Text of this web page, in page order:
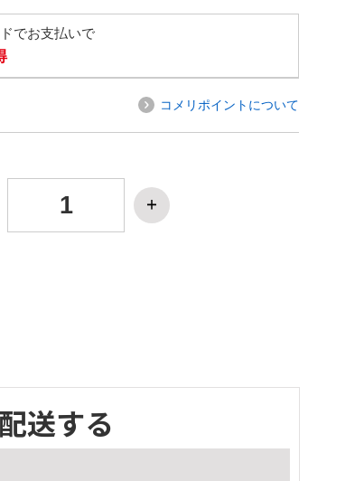
でお支払いで
コメリポイントについて
配送する